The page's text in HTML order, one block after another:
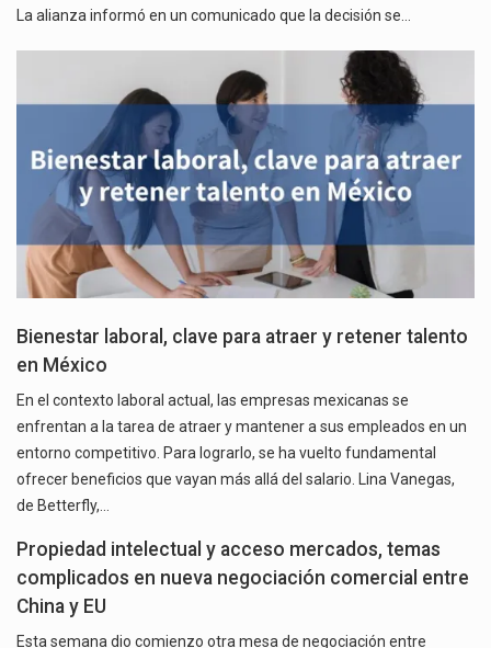
La alianza informó en un comunicado que la decisión se…
Bienestar laboral, clave para atraer y retener talento
en México
En el contexto laboral actual, las empresas mexicanas se
enfrentan a la tarea de atraer y mantener a sus empleados en un
entorno competitivo. Para lograrlo, se ha vuelto fundamental
ofrecer beneficios que vayan más allá del salario. Lina Vanegas,
de Betterfly,…
Propiedad intelectual y acceso mercados, temas
complicados en nueva negociación comercial entre
China y EU
Esta semana dio comienzo otra mesa de negociación entre